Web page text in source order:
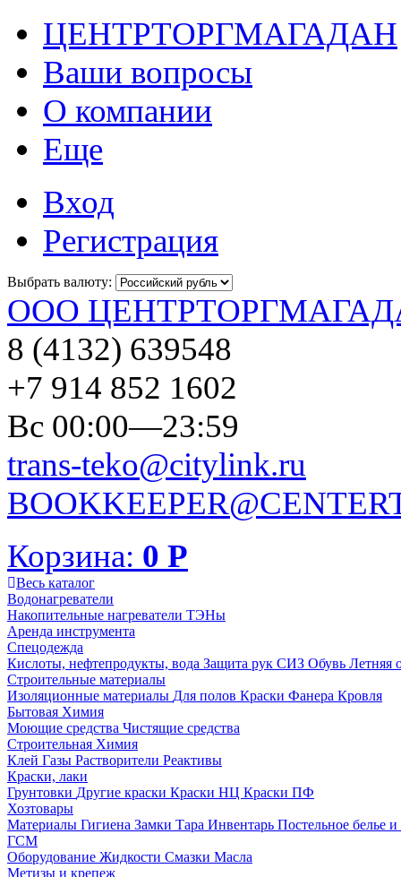
ЦЕНТРТОРГМАГАДАН
Ваши вопросы
О компании
Еще
Вход
Регистрация
Выбрать валюту:
ООО
8 (4132) 639548
+7 914 852 1602
Вс 00:00—23:59
trans-teko@citylink.ru
Корзина: 0 Р
Весь каталог
Водонагреватели
Накопительные нагреватели ТЭНы
Аренда инструмента
Спецодежда
Кислоты, нефтепродукты, вода Защита рук СИЗ Обувь Летняя
Строительные материалы
Изоляционные материалы Для полов Краски Фанера Кровля
Бытовая Химия
Моющие средства Чистящие средства
Строительная Химия
Клей Газы Растворители Реактивы
Краски, лаки
Грунтовки Другие краски Краски НЦ Краски ПФ
Хозтовары
Материалы Гигиена Замки Тара Инвентарь Постельное белье
ГСМ
Оборудование Жидкости Смазки Масла
Метизы и крепеж